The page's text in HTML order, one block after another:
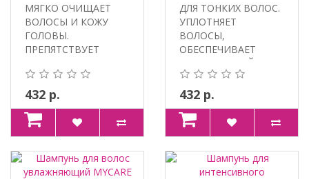
МЯГКО ОЧИЩАЕТ
ВОЛОСЫ И КОЖУ
ГОЛОВЫ.
ПРЕПЯТСТВУЕТ
ОТТЕНКА ВОЛОС.
МАС..
432 р.
ДЛЯ ТОНКИХ ВОЛОС.
УПЛОТНЯЕТ
ВОЛОСЫ,
ОБЕСПЕЧИВАЕТ
ПРИКОРНЕВОЙ
ОБЪЕМ.
САЛИЦИЛОВАЯ..
432 р.